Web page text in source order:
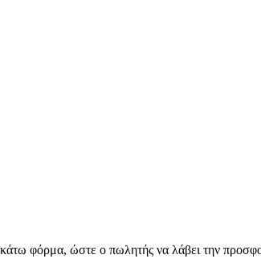
φόρμα, ώστε ο πωλητής να λάβει την